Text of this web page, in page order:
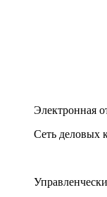
Электронная
Сеть деловых